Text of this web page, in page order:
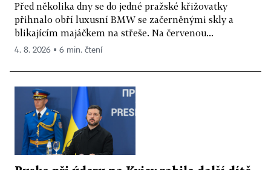
Před několika dny se do jedné pražské křižovatky
přihnalo obří luxusní BMW se začerněnými skly a
blikajícím majáčkem na střeše. Na červenou...
4. 8. 2026 ▪ 6 min. čtení